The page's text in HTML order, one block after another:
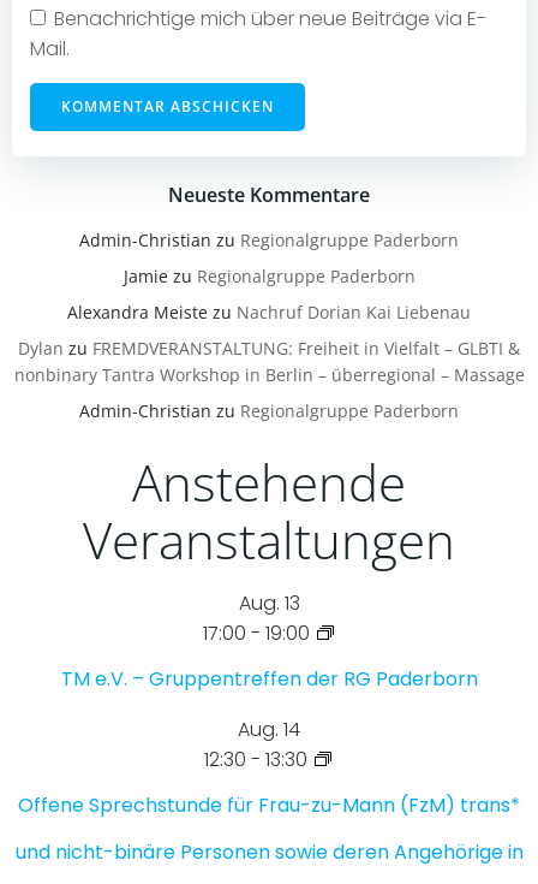
Benachrichtige mich über neue Beiträge via E-
Mail.
Neueste Kommentare
Admin-Christian zu Regionalgruppe Paderborn
Jamiezu Regionalgruppe Paderborn
Alexandra Meiste zu Nachruf Dorian Kai Liebenau
Dylan zu FREMDVERANSTALTUNG: Freiheit in Vielfalt – GLBTI &
nonbinary Tantra Workshop in Berlin – überregional – Massage
Admin-Christian zu Regionalgruppe Paderborn
Anstehende
Veranstaltungen
Aug. 13
17:00 - 19:00
TM e.V. – Gruppentreffen der RG Paderborn
Aug. 14
12:30 - 13:30
Offene Sprechstunde für Frau-zu-Mann (FzM) trans*
und nicht-binäre Personen sowie deren Angehörige in